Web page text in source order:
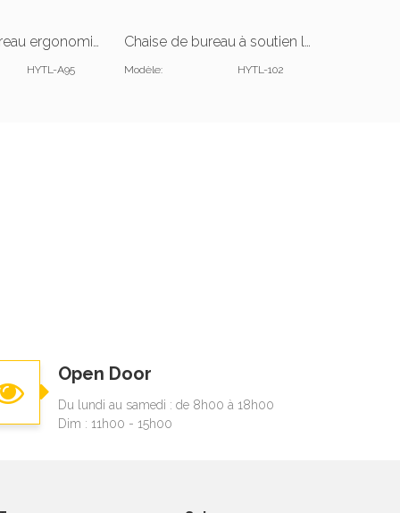
Chaise de bureau ergonomique moderne de luxe
HYTL-A95
Chaise de bureau à soutien lombaire réglable
Modèle: HYTL-102
Open Door
Du lundi au samedi : de 8h00 à 18h00
Dim : 11h00 - 15h00